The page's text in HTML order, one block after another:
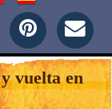
vuelta en